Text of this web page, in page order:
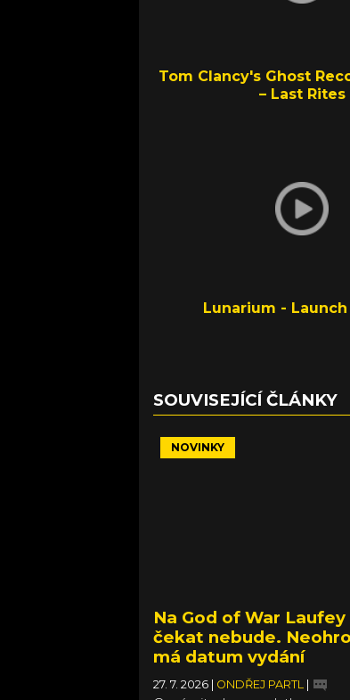
Tom Clancy's Ghost
– Last Rites
Lunarium -
SOUVISEJÍCÍ ČLÁNKY
NOVINKY
Na God of War
čekat nebude.
má datum vydání
27. 7. 2026 | ONDŘEJ PARTL |